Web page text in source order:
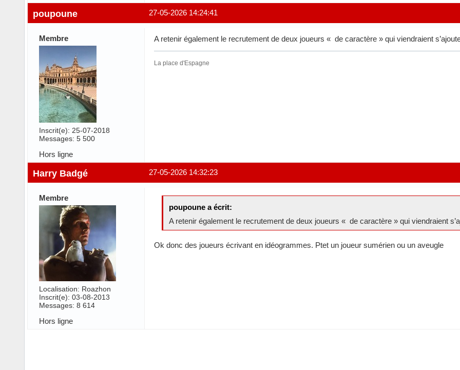
27-05-2026 14:24:41
poupoune
Membre
Inscrit(e): 25-07-2018
Messages: 5 500
A retenir également le recrutement de deux joueurs « de caractère » qui viendraient
La place d'Espagne
Hors ligne
27-05-2026 14:32:23
Harry Badgé
Membre
Localisation: Roazhon
Inscrit(e): 03-08-2013
Messages: 8 614
poupoune a écrit:
A retenir également le recrutement de deux joueurs « de caractère » qui viendraient
Ok donc des joueurs écrivant en idéogrammes. Ptet un joueur sumérien ou un aveugle
Hors ligne